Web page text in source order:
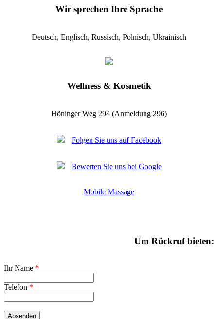
Wir sprechen Ihre Sprache
Deutsch, Englisch, Russisch, Polnisch, Ukrainisch
Wellness & Kosmetik
Höninger Weg 294 (Anmeldung 296)
Folgen Sie uns auf Facebook
Bewerten Sie uns bei Google
Mobile Massage
Um Rückruf bieten:
Ihr Name *
Telefon *